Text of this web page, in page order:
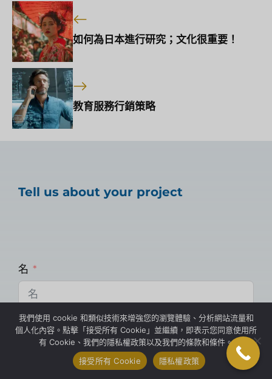
如何為日本進行研究；文化很重要！
教育服務行銷策略
Tell us about your project
名
電子郵件
我們使用 cookie 和類似技術來增強您的瀏覽體驗、分析網站流量和
個人化內容。點擊「接受所有 Cookie」並繼續，即表示您同意使用所
有 Cookie、我們的隱私權政策以及我們的條款和條件。
接受所有 Cookie
隱私權政策